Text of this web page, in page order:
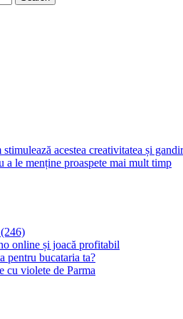
acestea creativitatea și
le menține proaspete mai mult timp
online și joacă profitabil
pentru bucataria ta?
cu violete de Parma